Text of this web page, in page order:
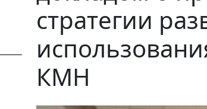
стратегии
КМН